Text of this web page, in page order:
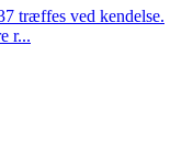
træffes ved kendelse.
r...